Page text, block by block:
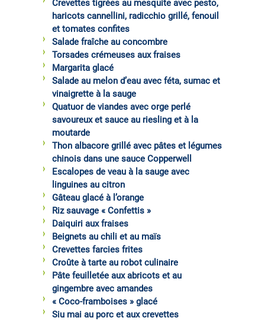
Crevettes tigrées au mesquite avec pesto,
haricots cannellini, radicchio grillé, fenouil
et tomates confites
Salade fraîche au concombre
Torsades crémeuses aux fraises
Margarita glacé
Salade au melon d’eau avec féta, sumac et
vinaigrette à la sauge
Quatuor de viandes avec orge perlé
savoureux et sauce au riesling et à la
moutarde
Thon albacore grillé avec pâtes et légumes
chinois dans une sauce Copperwell
Escalopes de veau à la sauge avec
linguines au citron
Gâteau glacé à l’orange
Riz sauvage « Confettis »
Daiquiri aux fraises
Beignets au chili et au maïs
Crevettes farcies frites
Croûte à tarte au robot culinaire
Pâte feuilletée aux abricots et au
gingembre avec amandes
« Coco-framboises » glacé
Siu mai au porc et aux crevettes